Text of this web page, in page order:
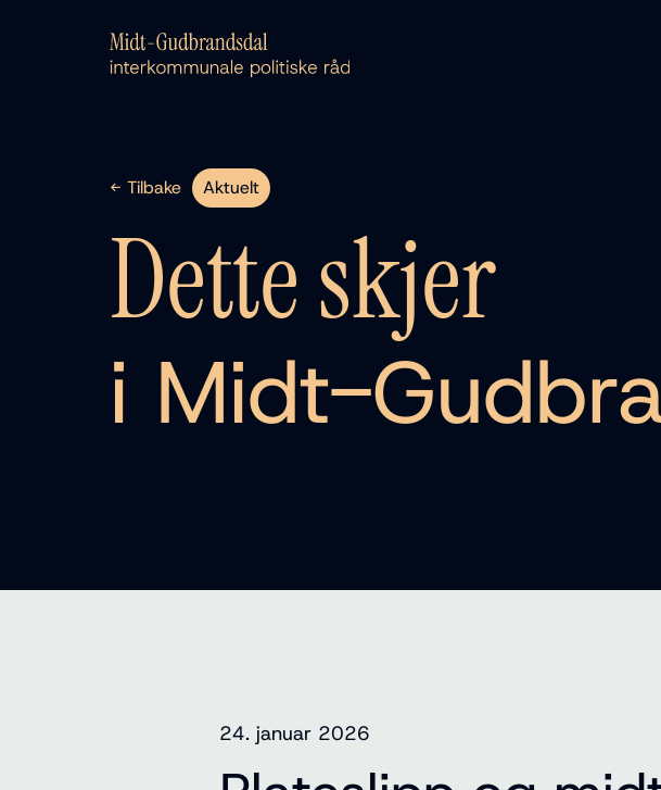
← Tilbake Aktuelt
Dette skjer
i Midt-
24. januar 2026